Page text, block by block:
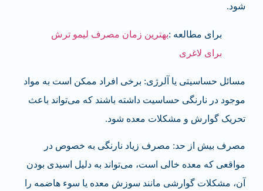
شود.
برای مطالعه :بهترین زمان مصرف لیمو ترش
برای لاغری
مسائل حساسیتی یا آلرژی: برخی افراد ممکن است به مواد
موجود در نارنگی حساسیت داشته باشند که می‌تواند باعث
تحریک گوارش و مشکلات معده شود.
مصرف بیش از حد: مصرف زیاد نارنگی به خصوص در
مواقعی که معده خالی است، می‌تواند به دلیل اسیدی بودن
آن، مشکلات گوارشی مانند سوزش معده یا سوء هاضمه را